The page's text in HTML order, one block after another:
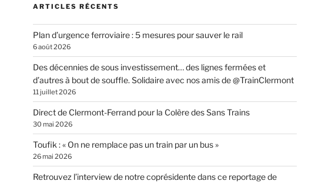
ARTICLES RÉCENTS
Plan d’urgence ferroviaire : 5 mesures pour sauver le rail
6 août 2026
Des décennies de sous investissement… des lignes fermées et
d’autres à bout de souffle. Solidaire avec nos amis de @TrainClermont
11 juillet 2026
Direct de Clermont-Ferrand pour la Colère des Sans Trains
30 mai 2026
Toufik : « On ne remplace pas un train par un bus »
26 mai 2026
Retrouvez l’interview de notre coprésidente dans ce reportage de